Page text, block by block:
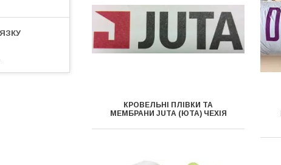
КРОВЕЛЬНІ ПЛІВКИ ТА
МЕМБРАНИ JUTA (ЮТА) ЧЕХІЯ